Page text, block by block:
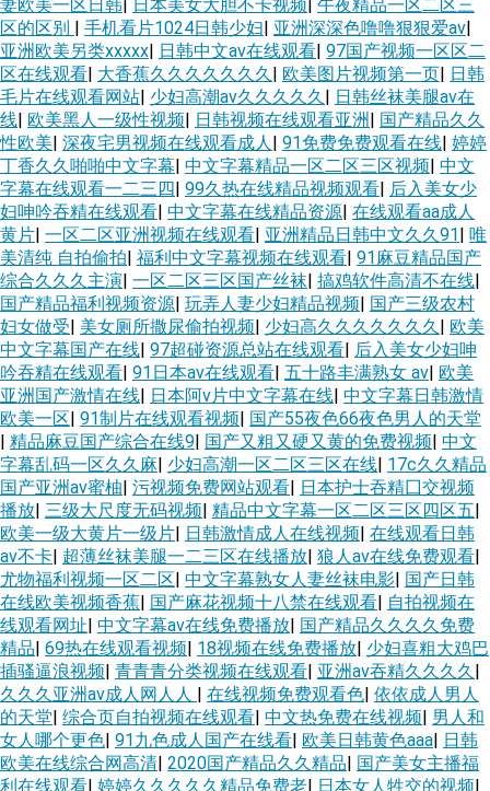
妻欧美一区日韩| 日本美女大胆不卡视频| 午夜精品一区二区三
区的区别 | 手机看片1024日韩少妇| 亚洲深深色噜噜狠狠爱av|
亚洲欧美另类xxxxx| 日韩中文av在线观看| 97国产视频一区区二
区在线观看| 大香蕉久久久久久久久| 欧美图片视频第一页| 日韩
毛片在线观看网站| 少妇高潮av久久久久久| 日韩丝袜美腿av在
线| 欧美黑人一级性视频| 日韩视频在线观看亚洲 | 国产精品久久
性欧美| 深夜宅男视频在线观看成人| 91免费免费观看在线| 婷婷
丁香久久啪啪中文字幕| 中文字幕精品一区二区三区视频| 中文
字幕在线观看一二三四| 99久热在线精品视频观看| 后入美女少
妇呻吟吞精在线观看| 中文字幕在线精品资源| 在线观看aa成人
黄片| 一区二区亚洲视频在线观看| 亚洲精品日韩中文久久91| 唯
美清纯 自拍偷拍| 福利中文字幕视频在线观看| 91麻豆精品国产
综合久久久主演| 一区二区三区国产丝袜| 搞鸡软件高清不在线|
国产精品福利视频资源| 玩弄人妻少妇精品视频| 国产三级农村
妇女做受| 美女厕所撒尿偷拍视频| 少妇高久久久久久久久| 欧美
中文字幕国产在线| 97超碰资源总站在线观看| 后入美女少妇呻
吟吞精在线观看| 91日本av在线观看| 五十路丰满熟女 av| 欧美
亚洲国产激情在线| 日本阿v片中文字幕在线| 中文字幕日韩激情
欧美一区| 91制片在线观看视频| 国产55夜色66夜色男人的天堂
| 精品麻豆国产综合在线9| 国产又粗又硬又黄的免费视频| 中文
字幕乱码一区久久麻| 少妇高潮一区二区三区在线| 17c久久精品
国产亚洲av蜜柚| 污视频免费网站观看| 日本护士吞精囗交视频
播放| 三级大尺度无码视频| 精品中文字幕一区二区三区四区五|
欧美一级大黄片一级片| 日韩激情成人在线视频| 在线观看日韩
av不卡| 超薄丝袜美腿一二三区在线播放| 狼人av在线免费观看|
尤物福利视频一区二区| 中文字幕熟女人妻丝袜电影| 国产日韩
在线欧美视频香蕉| 国产麻花视频十八禁在线观看| 自拍视频在
线观看网址| 中文字幕av在线免费播放| 国产精品久久久久免费
精品| 69热在线观看视频| 18视频在线免费播放| 少妇喜粗大鸡巴
插骚逼浪视频| 青青青分类视频在线观看| 亚洲av吞精久久久久|
久久久亚洲av成人网人人 | 在线视频免费观看色| 依依成人男人
的天堂| 综合页自拍视频在线观看| 中文热免费在线视频| 男人和
女人哪个更色| 91九色成人国产在线看| 欧美日韩黄色aaa| 日韩
欧美在线综合网高清| 2020国产精品久久精品| 国产美女主播福
利在线观看| 婷婷久久久久久精品免费老| 日本女人牲交的视频|